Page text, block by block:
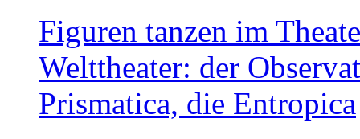
Figuren tanzen im
Welttheater: der
Prismatica, die Entropica